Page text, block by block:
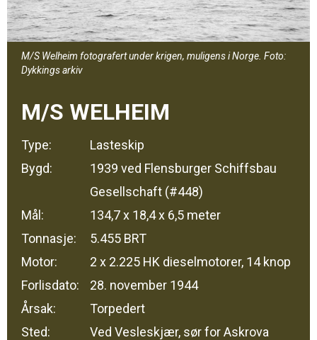
M/S Welheim fotografert under krigen, muligens i Norge. Foto:
Dykkings arkiv
M/S WELHEIM
Type:
Lasteskip
Bygd:
1939 ved Flensburger Schiffsbau
Gesellschaft (#448)
Mål:
134,7 x 18,4 x 6,5 meter
Tonnasje:
5.455 BRT
Motor:
2 x 2.225 HK dieselmotorer, 14 knop
Forlisdato:
28. november 1944
Årsak:
Torpedert
Sted:
Ved Vesleskjær, sør for Askrova